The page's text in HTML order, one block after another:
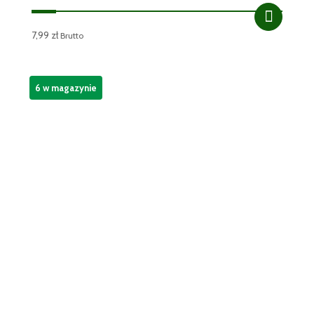
7,99 zł Brutto
6 w magazynie